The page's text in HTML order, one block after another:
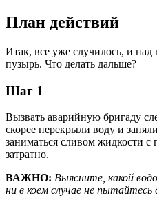
План действий
Итак, все уже случилось, и над
пузырь. Что делать дальше?
Шаг 1
Вызвать аварийную бригаду
скорее перекрыли воду и
заниматься сливом жидкости с
затратно.
ВАЖНО: Выясните, какой
ни в коем случае не